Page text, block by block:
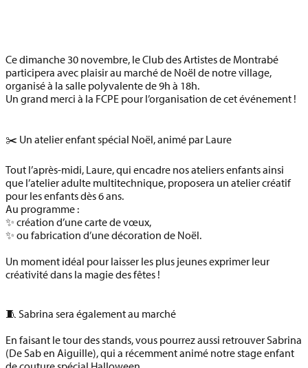
Cedimanche 30 novembre, le Club des Artistes de Montrabé
participera avec plaisir au marché de Noël de notre village,
organisé à la salle polyvalente de9h à 18h.
Un grand merci à la FCPE pour l’organisation de cet événement !
✂️ Un atelier enfant spécial Noël, animé par Laure
Tout l’après-midi, Laure, qui encadre nos ateliers enfants ainsi
que l’atelier adulte multitechnique, proposera un atelier créatif
pour les enfants dès 6 ans.
Au programme :
✨ création d’unecarte de vœux,
✨ ou fabrication d’unedécoration de Noël.
Un moment idéal pour laisser les plus jeunes exprimer leur
créativité dans la magie des fêtes !
🧵 Sabrina sera également au marché
En faisant le tour des stands, vous pourrez aussi retrouverSabrina
(De Sab en Aiguille), qui a récemment animé notre stage enfant